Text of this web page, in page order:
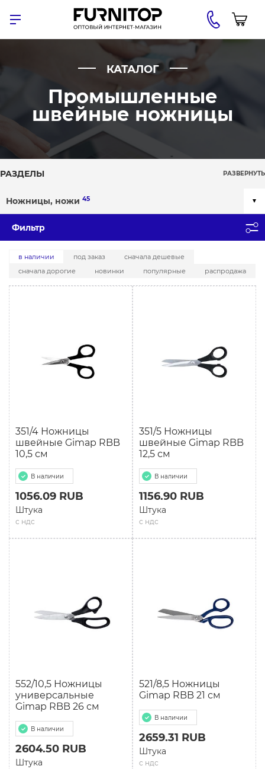
КАТАЛОГ
Промышленные
швейные ножницы
РАЗДЕЛЫ РАЗВЕРНУТЬ
Ножницы, ножи 45
Фильтр
в наличии под заказ
сначала дешевые
сначала дорогие
новинки популярные распродажа
351/4 Ножницы
швейные Gimap RBB
10,5 см
В наличии
с ндс
1056.09 RUB
Штука
351/5 Ножницы
швейные Gimap RBB
12,5 см
В наличии
с ндс
1156.90 RUB
Штука
552/10,5 Ножницы
универсальные
Gimap RBB 26 см
В наличии
2604.50 RUB
Штука
521/8,5 Ножницы
Gimap RBB 21 см
В наличии
с ндс
2659.31 RUB
Штука